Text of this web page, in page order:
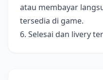
atau membayar
tersedia di game.
6. Selesai dan livery